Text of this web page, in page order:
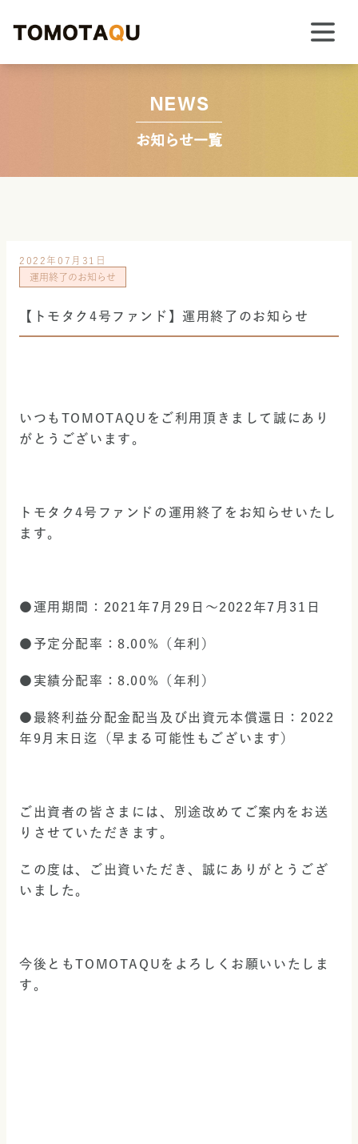
NEWS
お知らせ一覧
2022年07月31日
運用終了のお知らせ
【トモタク4号ファンド】運用終了のお知らせ
いつもTOMOTAQUをご利用頂きまして誠にあり
がとうございます。
トモタク4号ファンドの運用終了をお知らせいたし
ます。
●運用期間：2021年7月29日〜2022年7月31日
●予定分配率：8.00%（年利）
●実績分配率：8.00%（年利）
●最終利益分配金配当及び出資元本償還日：2022
年9月末日迄（早まる可能性もございます）
ご出資者の皆さまには、別途改めてご案内をお送
りさせていただきます。
この度は、ご出資いただき、誠にありがとうござ
いました。
今後ともTOMOTAQUをよろしくお願いいたしま
す。